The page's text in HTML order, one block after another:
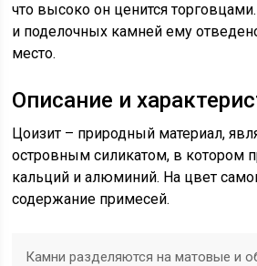
что высоко он ценится
и поделочных камней ему
место.
Описание и
Цоизит – природный материал,
островным силикатом, в котором
кальций и алюминий. На цвет
содержание примесей.
Камни разделяются на матовые и